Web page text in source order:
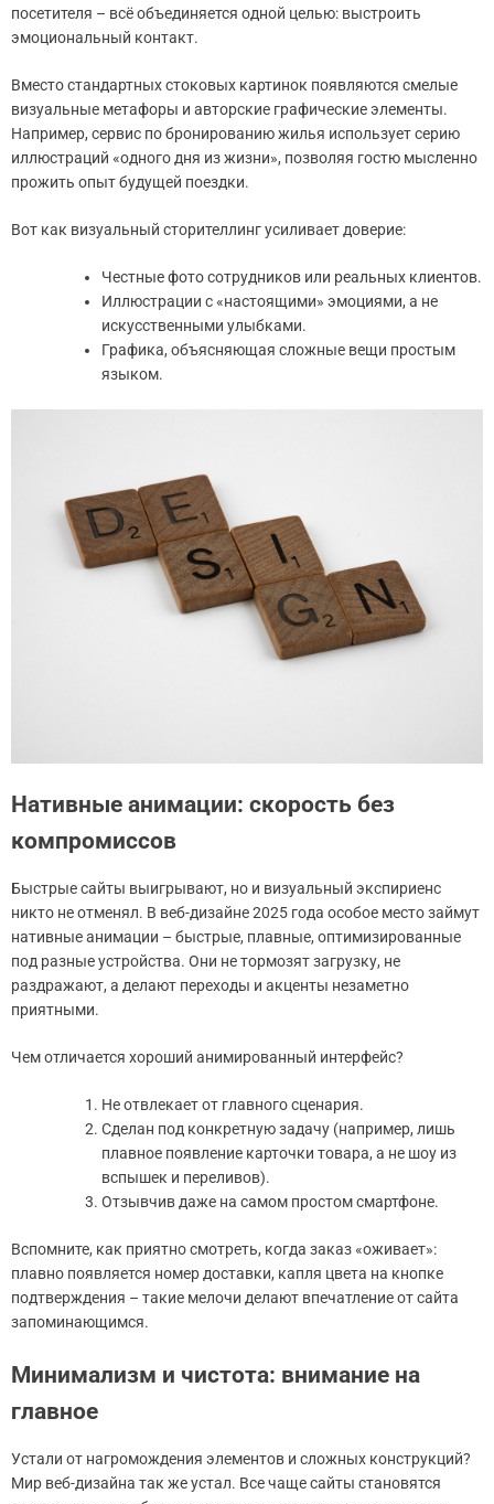
посетителя – всё объединяется одной целью: выстроить
эмоциональный контакт.
Вместо стандартных стоковых картинок появляются смелые
визуальные метафоры и авторские графические элементы.
Например, сервис по бронированию жилья использует серию
иллюстраций «одного дня из жизни», позволяя гостю мысленно
прожить опыт будущей поездки.
Вот как визуальный сторителлинг усиливает доверие:
Честные фото сотрудников или реальных клиентов.
Иллюстрации с «настоящими» эмоциями, а не
искусственными улыбками.
Графика, объясняющая сложные вещи простым
языком.
Нативные анимации: скорость без
компромиссов
Быстрые сайты выигрывают, но и визуальный экспириенс
никто не отменял. В веб-дизайне 2025 года особое место займут
нативные анимации – быстрые, плавные, оптимизированные
под разные устройства. Они не тормозят загрузку, не
раздражают, а делают переходы и акценты незаметно
приятными.
Чем отличается хороший анимированный интерфейс?
Не отвлекает от главного сценария.
Сделан под конкретную задачу (например, лишь
плавное появление карточки товара, а не шоу из
вспышек и переливов).
Отзывчив даже на самом простом смартфоне.
Вспомните, как приятно смотреть, когда заказ «оживает»:
плавно появляется номер доставки, капля цвета на кнопке
подтверждения – такие мелочи делают впечатление от сайта
запоминающимся.
Минимализм и чистота: внимание на
главное
Устали от нагромождения элементов и сложных конструкций?
Мир веб-дизайна так же устал. Все чаще сайты становятся